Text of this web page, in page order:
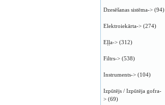
Dzesēšanas sistēma-> (94)
Elektroiekārta-> (274)
Eļļa-> (312)
Filtrs-> (538)
Instruments-> (104)
Izpūtējs / Izpūtēja gofra-
> (69)